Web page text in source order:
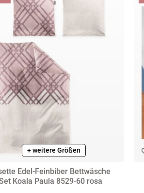
+ weitere Größen
Edel-Feinbiber Bettwäsche
Koala Paula 8529-60 rosa